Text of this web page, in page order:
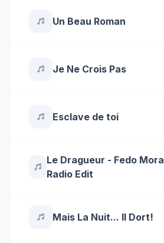
Un Beau Roman
Je Ne Crois Pas
Esclave de toi
Le Dragueur - Fedo Mora
Radio Edit
Mais La Nuit... Il Dort!